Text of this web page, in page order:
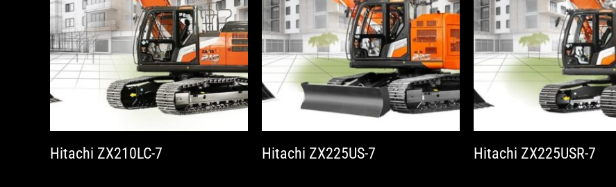
Hitachi ZX210LC-7 Hitachi ZX225US-7 Hitachi ZX225USR-7